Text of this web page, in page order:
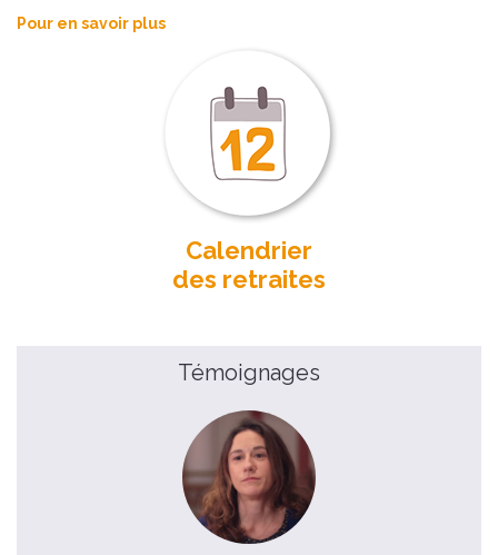
Pour en savoir plus
Calendrier
des retraites
Témoignages